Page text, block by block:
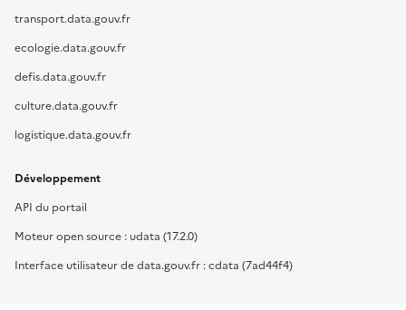
transport.data.gouv.fr
ecologie.data.gouv.fr
defis.data.gouv.fr
culture.data.gouv.fr
logistique.data.gouv.fr
Développement
API du portail
Moteur open source : udata (17.2.0)
Interface utilisateur de data.gouv.fr : cdata (7ad44f4)